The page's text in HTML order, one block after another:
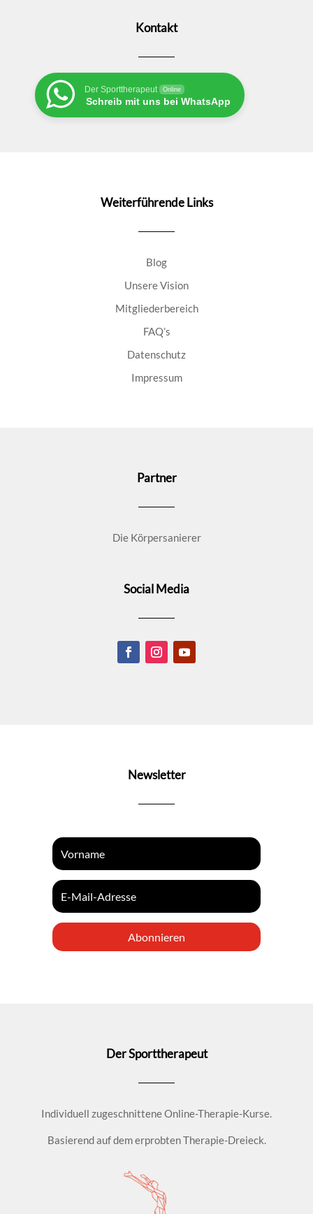
Kontakt
Der Sporttherapeut Online
Schreib mit uns bei WhatsApp
Weiterführende Links
Blog
Unsere Vision
Mitgliederbereich
FAQ’s
Datenschutz
Impressum
Partner
Die Körpersanierer
Social Media
Newsletter
Abonnieren
Der Sporttherapeut
Individuell zugeschnittene Online-Therapie-Kurse.
Basierend auf dem erprobten Therapie-Dreieck.